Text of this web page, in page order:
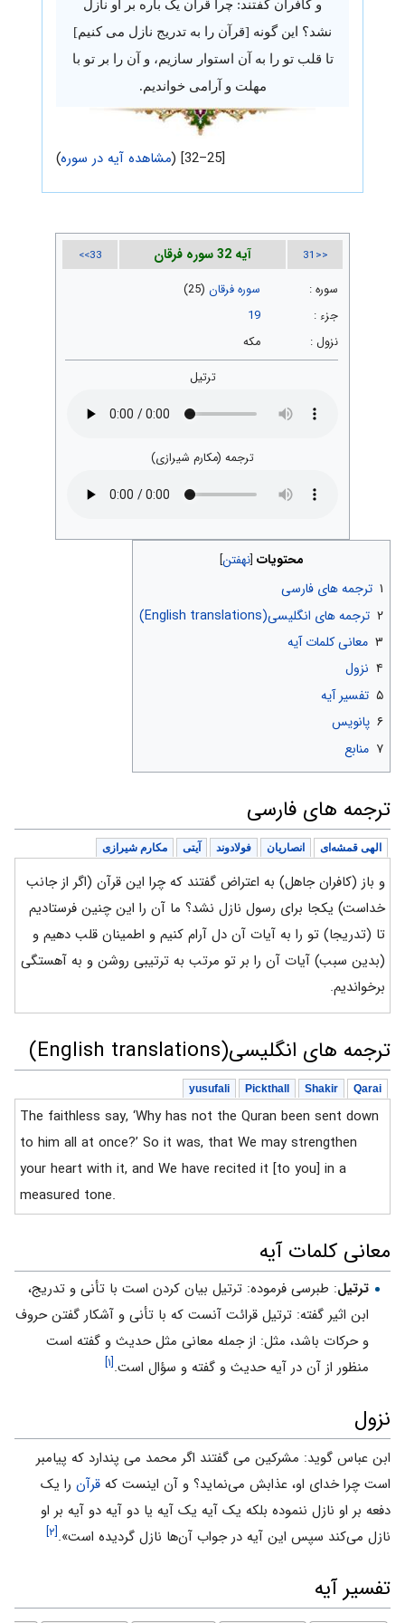
و کافران گفتند: چرا قرآن یک باره بر او نازل
نشد؟ این گونه [قرآن را به تدریج نازل می کنیم]
تا قلب تو را به آن استوار سازیم، و آن را بر تو با
مهلت و آرامی خواندیم.
[25–32] ( مشاهده آیه در سوره)
<<31 آیه 32 سوره فرقان 33>>
سوره : سوره فرقان (25)
جزء :
19
نزول :
مکه
ترتیل
ترجمه (مکارم شیرازی)
محتویات
۱ ترجمه های فارسی
۲ ترجمه های انگلیسی(English translations)
۳ معانی کلمات آیه
۴ نزول
۵ تفسیر آیه
۶ پانویس
۷ منابع
ترجمه های فارسی
الهی قمشه‌ای انصاریان فولادوند آیتی مکارم شیرازی
و باز (کافران جاهل) به اعتراض گفتند که چرا این قرآن (اگر از جانب
خداست) یکجا برای رسول نازل نشد؟ ما آن را این چنین فرستادیم
تا (تدریجا) تو را به آیات آن دل آرام کنیم و اطمینان قلب دهیم و
(بدین سبب) آیات آن را بر تو مرتب به ترتیبی روشن و به آهستگی
برخواندیم.
ترجمه های انگلیسی(English translations)
Qarai
Shakir
Pickthall
yusufali
The faithless say, ‘Why has not the Quran been sent down
to him all at once?’ So it was, that We may strengthen
your heart with it, and We have recited it [to you] in a
measured tone.
معانی کلمات آیه
ترتيل: طبرسى فرموده: ترتيل بيان كردن است با تأنى و تدريج،
ابن اثير گفته: ترتيل قرائت آنست كه با تأنى و آشكار گفتن حروف
و حركات باشد، مثل: از جمله معانى مثل حديث و گفته است
منظور از آن در آيه حديث و گفته و سؤال است.[۱]
نزول
ابن عباس گوید: مشرکین مى گفتند اگر محمد مى پندارد که پیامبر
است چرا خداى او، عذابش می‌نماید؟ و آن اینست که قرآن را یک
دفعه بر او نازل ننموده بلکه یک آیه یک آیه یا دو آیه دو آیه بر او
نازل می‌کند سپس این آیه در جواب آن‌ها نازل گردیده است».[۲]
تفسیر آیه